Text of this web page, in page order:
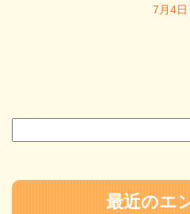
7月4
イ
内
索
最近のエ